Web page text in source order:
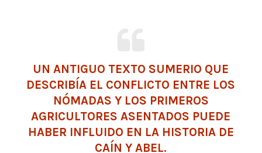
UN ANTIGUO TEXTO SUMERIO QUE
DESCRIBÍA EL CONFLICTO ENTRE LOS
NÓMADAS Y LOS PRIMEROS
AGRICULTORES ASENTADOS PUEDE
HABER INFLUIDO EN LA HISTORIA DE
CAÍN Y ABEL.